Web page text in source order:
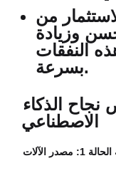
من
وزيادة
النفقات
بسرعة.
نجاح الذكاء
الاصطناعي
مصدر الآلات